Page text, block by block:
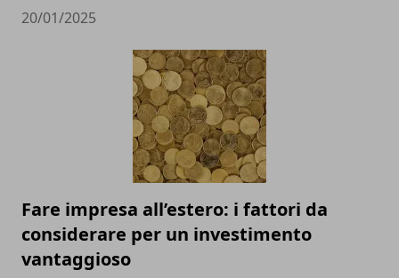
20/01/2025
Fare impresa all’estero: i fattori da
considerare per un investimento
vantaggioso